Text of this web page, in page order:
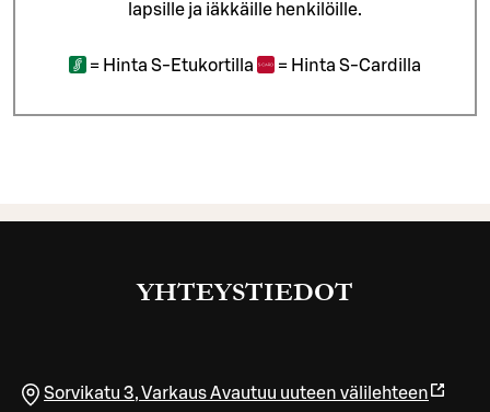
lapsille ja iäkkäille henkilöille.
= Hinta S-Etukortilla = Hinta S-Cardilla
YHTEYSTIEDOT
Sorvikatu 3,VarkausAvautuu uuteen välilehteen